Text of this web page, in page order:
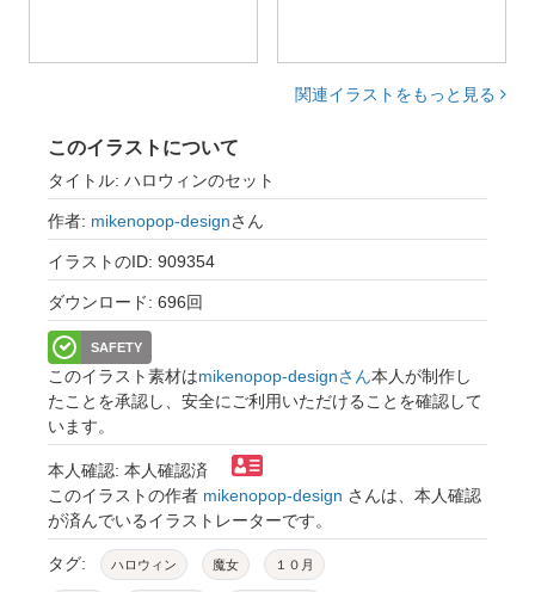
関連イラストをもっと見る
このイラストについて
タイトル: ハロウィンのセット
作者: mikenopop-designさん
イラストのID: 909354
ダウンロード: 696回
SAFETY
このイラスト素材はmikenopop-designさん本人が制作し
たことを承認し、安全にご利用いただけることを確認して
います。
本人確認: 本人確認済
このイラストの作者 mikenopop-design さんは、本人確認
が済んでいるイラストレーターです。
タグ: ハロウィン 魔女 １０月